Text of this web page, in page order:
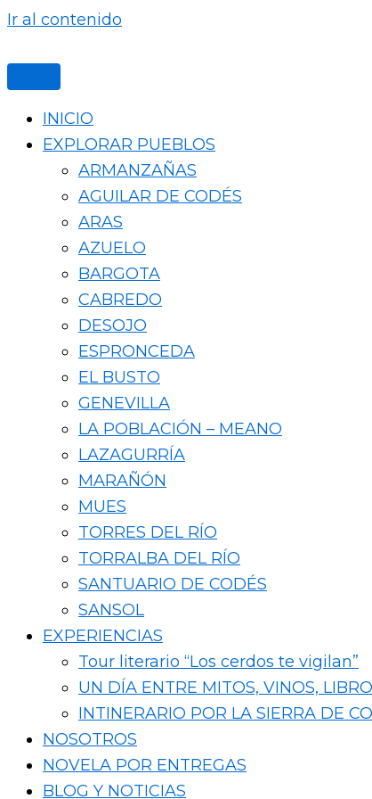
Ir al contenido
INICIO
EXPLORAR PUEBLOS
ARMANZAÑAS
AGUILAR DE CODÉS
ARAS
AZUELO
BARGOTA
CABREDO
DESOJO
ESPRONCEDA
EL BUSTO
GENEVILLA
LA POBLACIÓN – MEANO
LAZAGURRÍA
MARAÑÓN
MUES
TORRES DEL RÍO
TORRALBA DEL RÍO
SANTUARIO DE CODÉS
SANSOL
EXPERIENCIAS
Tour literario “Los cerdos te vigilan”
UN DÍA ENTRE MITOS, VINOS,
INTINERARIO POR LA SIERRA DE
NOSOTROS
NOVELA POR ENTREGAS
BLOG Y NOTICIAS